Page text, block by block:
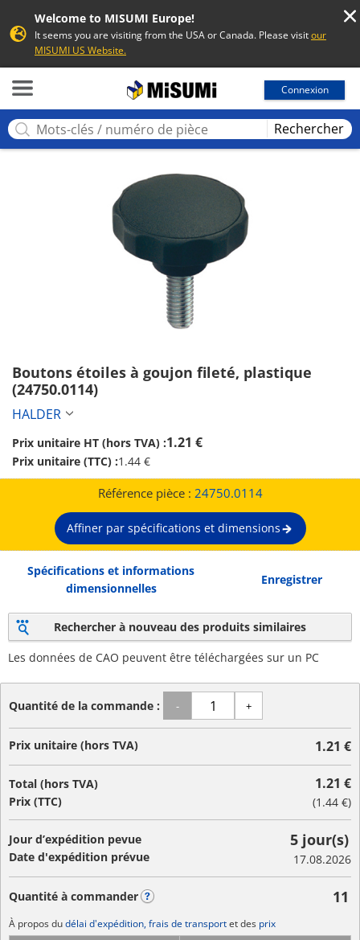
Welcome to MISUMI Europe!
It seems you are visiting from the USA or Canada. Please visitour
MISUMI US Website.
Connexion
Rechercher
Boutons étoiles à goujon fileté, plastique
(24750.0114)
HALDER
Prix unitaire HT (hors TVA) :1.21 €
Prix unitaire (TTC) :1.44 €
Référence pièce : 24750.0114
Affiner par spécifications et dimensions
Spécifications et informations
dimensionnelles
Enregistrer
Rechercher à nouveau des produits similaires
Les données de CAO peuvent être téléchargées sur un PC
Quantité de la commande : - +
Prix unitaire (hors TVA) 1.21 €
Total (hors TVA)
Prix (TTC)
1.21 €
(1.44 €)
Jour d’expédition pevue
Date d'expédition prévue
5 jour(s)
17.08.2026
Quantité à commander 11
À propos dudélai d'expédition, frais de transportet des prix